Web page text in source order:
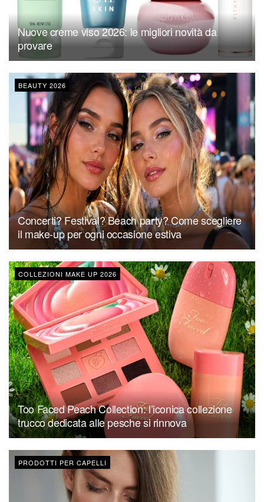
Nuove creme viso 2026: le migliori novità da
provare
BEAUTY 2026
Concerti? Festival? Beach party? Come scegliere
il make-up per ogni occasione estiva
COLLEZIONI MAKE UP 2026
Too Faced Peach Collection: l’iconica collezione
trucco dedicata alle pesche si rinnova
PRODOTTI PER CAPELLI